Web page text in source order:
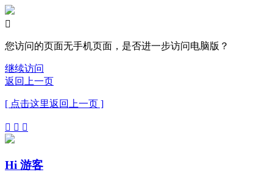

您访问的页面无手机页面，是否进一步访问电脑版？
继续访问
返回上一页
[ 点击这里返回上一页 ]
  
Hi 游客